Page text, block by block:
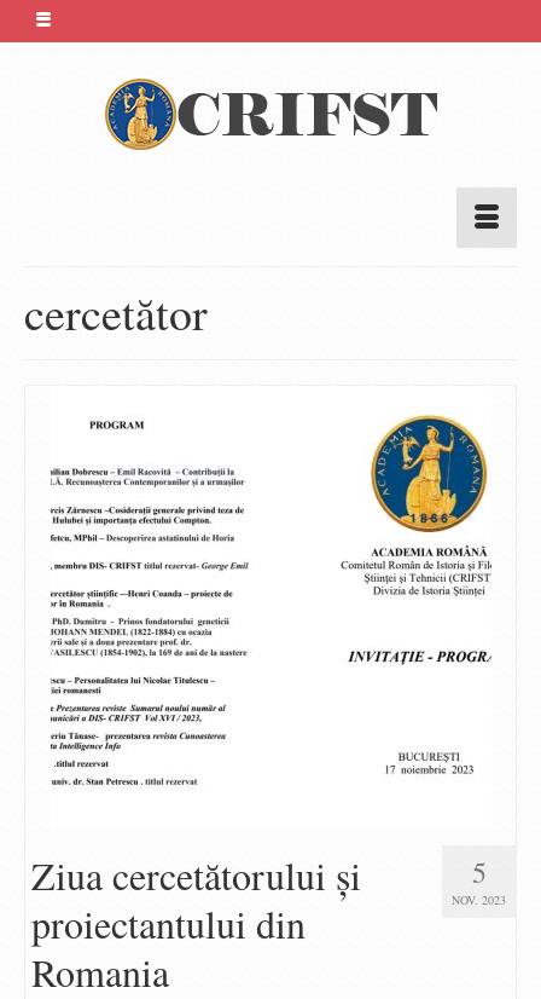
cercetător
5
NOV. 2023
Ziua cercetătorului şi
proiectantului din
Romania